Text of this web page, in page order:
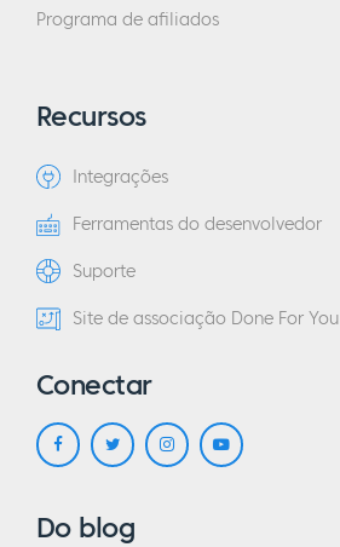
Programa de afiliados
Recursos
Integrações
Ferramentas do desenvolvedor
Suporte
Site de associação Done For You
Conectar
Do blog